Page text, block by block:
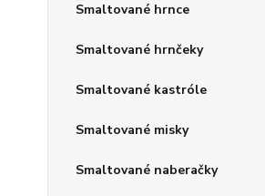
Smaltované hrnce
Smaltované hrnčeky
Smaltované kastróle
Smaltované misky
Smaltované naberačky